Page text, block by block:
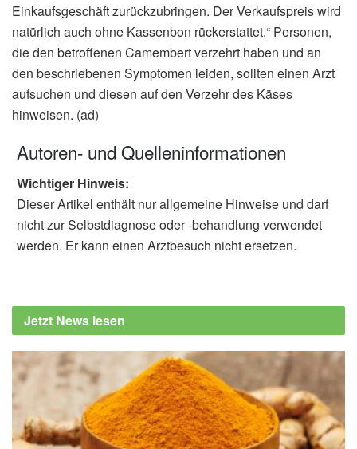
Einkaufsgeschäft zurückzubringen. Der Verkaufspreis wird
natürlich auch ohne Kassenbon rückerstattet.“ Personen,
die den betroffenen Camembert verzehrt haben und an
den beschriebenen Symptomen leiden, sollten einen Arzt
aufsuchen und diesen auf den Verzehr des Käses
hinweisen. (ad)
Autoren- und Quelleninformationen
Wichtiger Hinweis:
Dieser Artikel enthält nur allgemeine Hinweise und darf
nicht zur Selbstdiagnose oder -behandlung verwendet
werden. Er kann einen Arztbesuch nicht ersetzen.
Jetzt News lesen